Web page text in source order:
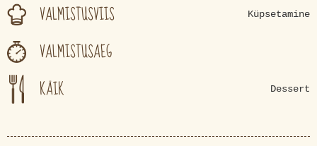
VALMISTUSVIIS Küpsetamine
VALMISTUSAEG
KÄIK
Dessert